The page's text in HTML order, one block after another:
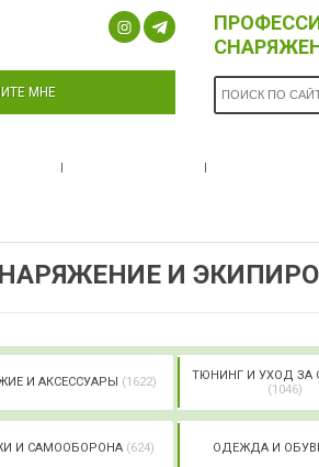
МНЕ
И
И АКСЕССУАРЫ (1622)
ТЮНИНГ И УХОД ЗА
(1046)
И САМООБОРОНА (624) ОДЕЖДА И